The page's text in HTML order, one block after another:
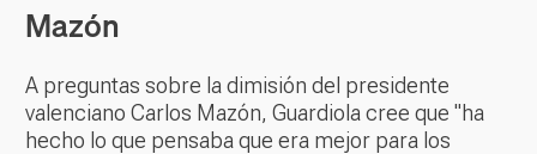
Mazón
A preguntas sobre la dimisión del presidente
valenciano Carlos Mazón, Guardiola cree que "ha
hecho lo que pensaba que era mejor para los